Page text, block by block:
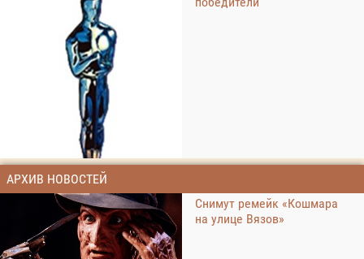
АРХИВ НОВОСТЕЙ
Снимут ремейк «Кошмара
на улице Вязов»